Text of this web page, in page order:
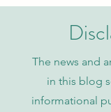
The news and
in this blog
informational